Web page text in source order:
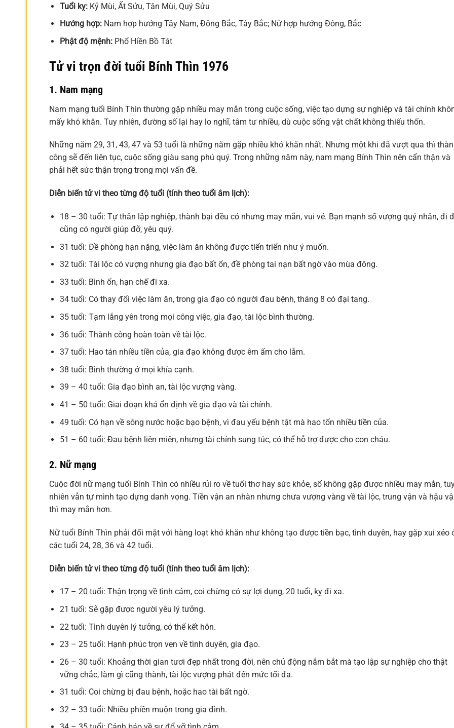
Tuổi kỵ:Kỷ Mùi, Ất Sửu, Tân Mùi, Quý Sửu
Hướng hợp:Nam hợp hướng Tây Nam, Đông Bắc, Tây Bắc; Nữ hợp hướng Đông, Bắc
Phật độ mệnh:Phổ Hiền Bồ Tát
Tử vi trọn đời tuổi Bính Thìn 1976
1. Nam mạng
Nam mạng tuổi Bính Thìn thường gặp nhiều may mắn trong cuộc sống, việc tạo dựng sự nghiệp và tài chính
mấy khó khăn. Tuy nhiên, đường số lại hay lo nghĩ, tâm tư nhiều, dù cuộc sống vật chất không thiếu thốn.
Những năm 29, 31, 43, 47 và 53 tuổi là những năm gặp nhiều khó khăn nhất. Nhưng một khi đã vượt qua thì
công sẽ đến liên tục, cuộc sống giàu sang phú quý. Trong những năm này, nam mạng Bính Thìn nên cẩn thận và
phải hết sức thận trọng trong mọi vấn đề.
Diễn biến tử vi theo từng độ tuổi (tính theo tuổi âm lịch):
18 – 30 tuổi: Tự thân lập nghiệp, thành bại đều có nhưng may mắn, vui vẻ. Bạn mạnh số vượng quý nhân, đi
cũng có người giúp đỡ, yêu quý.
31 tuổi: Đề phòng hạn nặng, việc làm ăn không được tiến triển như ý muốn.
32 tuổi: Tài lộc có vượng nhưng gia đạo bất ổn, đề phòng tai nạn bất ngờ vào mùa đông.
33 tuổi: Bình ổn, hạn chế đi xa.
34 tuổi: Có thay đổi việc làm ăn, trong gia đạo có người đau bệnh, tháng 8 có đại tang.
35 tuổi: Tạm lắng yên trong mọi công việc, gia đạo, tài lộc bình thường.
36 tuổi: Thành công hoàn toàn về tài lộc.
37 tuổi: Hao tán nhiều tiền của, gia đạo không được êm ấm cho lắm.
38 tuổi: Bình thường ở mọi khía cạnh.
39 – 40 tuổi: Gia đạo bình an, tài lộc vượng vàng.
41 – 50 tuổi: Giai đoạn khá ổn định về gia đạo và tài chính.
49 tuổi: Có hạn về sông nước hoặc bạo bệnh, vì đau yếu bệnh tật mà hao tốn nhiều tiền của.
51 – 60 tuổi: Đau bệnh liên miên, nhưng tài chính sung túc, có thể hỗ trợ được cho con cháu.
2. Nữ mạng
Cuộc đời nữ mạng tuổi Bính Thìn có nhiều rủi ro về tuổi thơ hay sức khỏe, số không gặp được nhiều may mắn,
nhiên vẫn tự mình tạo dựng danh vọng. Tiền vận an nhàn nhưng chưa vượng vàng về tài lộc, trung vận và hậu
thì may mắn hơn.
Nữ tuổi Bính Thìn phải đối mặt với hàng loạt khó khăn như không tạo được tiền bạc, tình duyên, hay gặp xui xẻo
các tuổi 24, 28, 36 và 42 tuổi.
Diễn biến tử vi theo từng độ tuổi (tính theo tuổi âm lịch):
17 – 20 tuổi: Thận trọng về tình cảm, coi chừng có sự lợi dụng, 20 tuổi, kỵ đi xa.
21 tuổi: Sẽ gặp được người yêu lý tưởng.
22 tuổi: Tình duyên lý tưởng, có thể kết hôn.
23 – 25 tuổi: Hạnh phúc trọn vẹn về tình duyên, gia đạo.
26 – 30 tuổi: Khoảng thời gian tươi đẹp nhất trong đời, nên chủ động nắm bắt mà tạo lập sự nghiệp cho thật
vững chắc, làm gì cũng thành, tài lộc vượng phát đến mức tối đa.
31 tuổi: Coi chừng bị đau bệnh, hoặc hao tài bất ngờ.
32 – 33 tuổi: Nhiều phiền muộn trong gia đình.